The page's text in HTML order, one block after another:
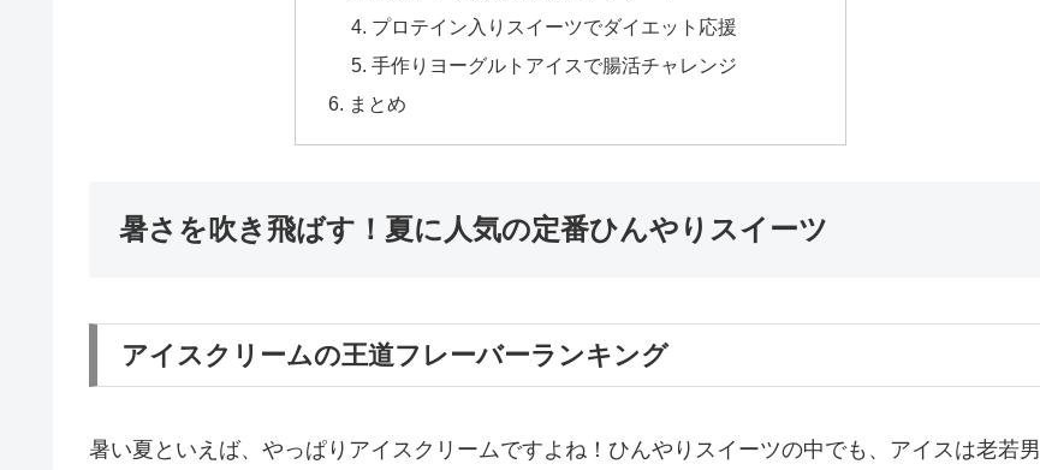
プロテイン入りスイーツでダイエット応援
手作りヨーグルトアイスで腸活チャレンジ
まとめ
暑さを吹き飛ばす！夏に人気の定番ひんやりスイーツ
アイスクリームの王道フレーバーランキング
暑い夏といえば、やっぱりアイスクリームですよね！ひんやりスイーツの中でも、アイスは老若男